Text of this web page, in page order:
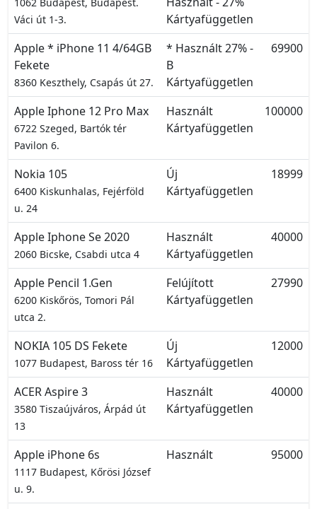
Váci út 1-3.
Kártyafüggetlen
Apple * iPhone 11 4/64GB
Fekete
8360 Keszthely, Csapás út 27.
* Használt 27% -
B
Kártyafüggetlen
69900
Apple Iphone 12 Pro Max
6722 Szeged, Bartók tér
Pavilon 6.
Használt
Kártyafüggetlen
100000
Nokia 105
6400 Kiskunhalas, Fejérföld
u. 24
Új
Kártyafüggetlen
18999
Apple Iphone Se 2020
2060 Bicske, Csabdi utca 4
Használt
Kártyafüggetlen
40000
Apple Pencil 1.Gen
6200 Kiskőrös, Tomori Pál
utca 2.
Felújított
Kártyafüggetlen
27990
NOKIA 105 DS Fekete
1077 Budapest, Baross tér 16
Új
Kártyafüggetlen
12000
ACER Aspire 3
3580 Tiszaújváros, Árpád út
13
Használt
Kártyafüggetlen
40000
Apple iPhone 6s
1117 Budapest, Kőrösi József
u. 9.
Használt 95000